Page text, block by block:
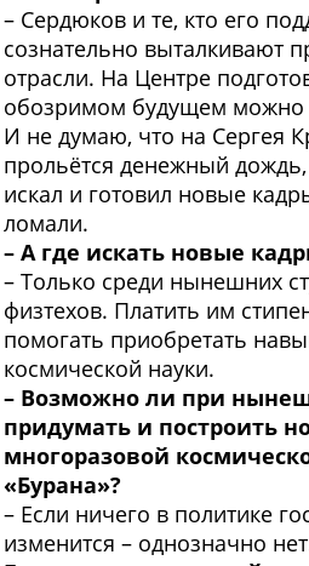
– Сердюков и те, кто его
сознательно выталкивают
отрасли. На Центре
обозримом будущем можно
И не думаю, что на Сергея
прольётся денежный
искал и готовил новые
ломали.
– А где искать новые
– Только среди нынешних
физтехов. Платить им
помогать приобретать
космической науки.
– Возможно ли при
придумать и построить
многоразовой
«Бурана»?
– Если ничего в политике
изменится – однозначно